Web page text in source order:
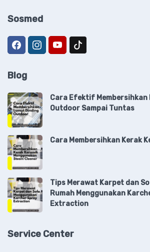
Sosmed
Blog
Cara Efektif Membersihkan
Outdoor Sampai Tuntas
Cara Membersihkan Kerak
Tips Merawat Karpet dan
Rumah Menggunakan
Extraction
Service Center